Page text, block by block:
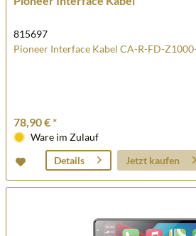
815697
Pioneer Interface Kabel CA-R-FD-
78,90 € *
Ware im Zulauf
Details
Jetzt kaufen